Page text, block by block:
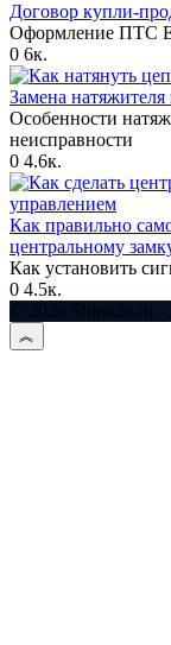
Договор купли-
Оформление ПТС
0 6к.
Замена
Особенности
неисправности
0 4.6к.
Как правильно
центральному
Как установить
0 4.5к.
© 2026 Shina26.ru